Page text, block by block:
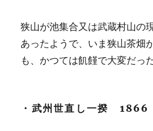
狭山が池集合又は武蔵村山の
あったようで、いま狭山茶畑
も、かつては飢饉で大変だっ
・武州世直し一揆 1866